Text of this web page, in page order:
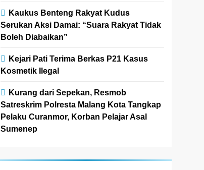
Kaukus Benteng Rakyat Kudus
Serukan Aksi Damai: “Suara Rakyat Tidak
Boleh Diabaikan”
Kejari Pati Terima Berkas P21 Kasus
Kosmetik Ilegal
Kurang dari Sepekan, Resmob
Satreskrim Polresta Malang Kota Tangkap
Pelaku Curanmor, Korban Pelajar Asal
Sumenep